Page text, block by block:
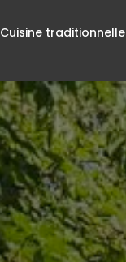
Cuisine traditionnelle